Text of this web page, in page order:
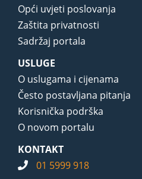
Opći uvjeti poslovanja
Zaštita privatnosti
Sadržaj portala
USLUGE
O uslugama i cijenama
Često postavljana pitanja
Korisnička podrška
O novom portalu
KONTAKT
01 5999 918